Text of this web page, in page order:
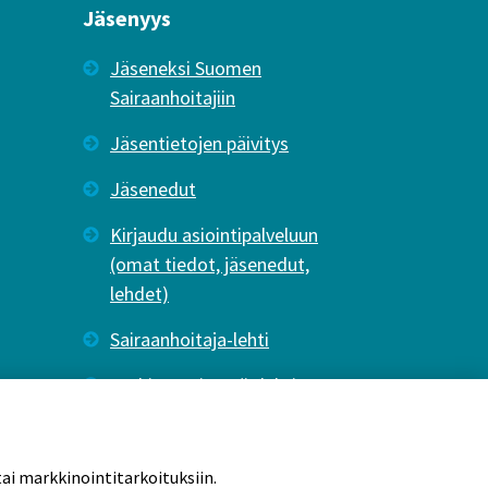
Jäsenyys
Jäseneksi Suomen
Sairaanhoitajiin
Jäsentietojen päivitys
Jäsenedut
Kirjaudu asiointipalveluun
(omat tiedot, jäsenedut,
lehdet)
Sairaanhoitaja-lehti
Tutkiva Hoitotyö -lehti
markkinointitarkoituksiin.